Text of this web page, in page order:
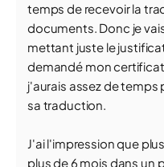
temps de recevoir la
documents. Donc je
mettant juste le
demandé mon
j'aurais assez de
sa traduction.
J'ai l'impression que
plus de 6 mois dans un